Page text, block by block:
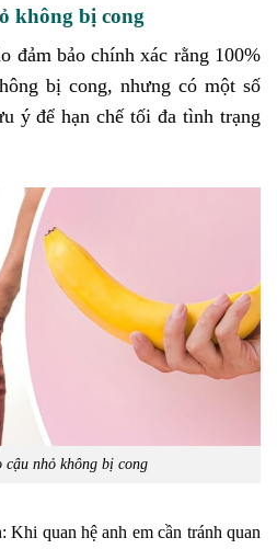
không bị cong
đảm bảo chính xác rằng 100%
bị cong, nhưng có một số
ý để hạn chế tối đa tình trạng
cậu nhỏ không bị cong
Khi quan hệ anh em cần tránh quan